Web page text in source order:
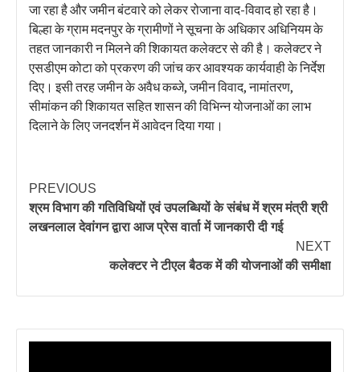
जा रहा है और जमीन बंटवारे को लेकर रोजाना वाद-विवाद हो रहा है।
बिल्हा के ग्राम मदनपुर के ग्रामीणों ने सूचना के अधिकार अधिनियम के
तहत जानकारी न मिलने की शिकायत कलेक्टर से की है। कलेक्टर ने
एसडीएम कोटा को प्रकरण की जांच कर आवश्यक कार्यवाही के निर्देश
दिए। इसी तरह जमीन के अवैध कब्जे, जमीन विवाद, नामांतरण,
सीमांकन की शिकायत सहित शासन की विभिन्न योजनाओं का लाभ
दिलाने के लिए जनदर्शन में आवेदन दिया गया।
PREVIOUS
श्रम विभाग की गतिविधियों एवं उपलब्धियों के संबंध में श्रम मंत्री श्री
लखनलाल देवांगन द्वारा आज प्रेस वार्ता में जानकारी दी गई
NEXT
कलेक्टर ने टीएल बैठक में की योजनाओं की समीक्षा